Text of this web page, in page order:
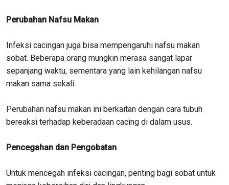
Perubahan Nafsu Makan
Infeksi cacingan juga bisa mempengaruhi nafsu makan
sobat. Beberapa orang mungkin merasa sangat lapar
sepanjang waktu, sementara yang lain kehilangan nafsu
makan sama sekali.
Perubahan nafsu makan ini berkaitan dengan cara tubuh
bereaksi terhadap keberadaan cacing di dalam usus.
Pencegahan dan Pengobatan
Untuk mencegah infeksi cacingan, penting bagi sobat untuk